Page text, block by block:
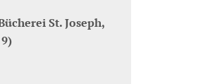
St. Joseph,